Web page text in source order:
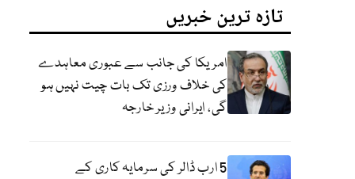
تازہ ترین خبریں
امریکا کی جانب سے عبوری معاہدے
کی خلاف ورزی تک بات چیت نہیں ہو
گی، ایرانی وزیر خارجہ
5 ارب ڈالر کی سرمایہ کاری کے